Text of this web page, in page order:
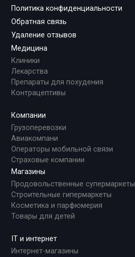
Политика конфиденциальности
Обратная связь
Удаление отзывов
Медицина
Клиники
Лекарства
Препараты для похудения
Контрацептивы
Компании
Грузоперевозки
Авиакомпани
Операторы мобильной связи
Страховые компании
Магазины
Продовольственные супермаркеты
Строительные гипермаркеты
Косметика и парфюмерия
Товары для детей
IT и интернет
Интернет-магазины